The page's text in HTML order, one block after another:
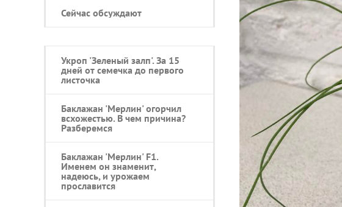
Сейчас обсуждают
Укроп 'Зеленый залп'. За 15
дней от семечка до первого
листочка
Баклажан 'Мерлин' огорчил
всхожестью. В чем причина?
Разберемся
Баклажан 'Мерлин' F1.
Именем он знаменит,
надеюсь, и урожаем
прославится